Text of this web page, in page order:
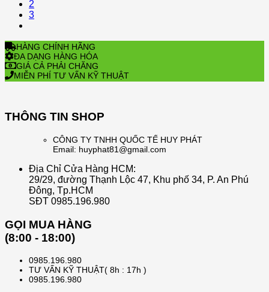
2
3
HÀNG CHÍNH HÃNG
ĐA DẠNG HÀNG HÓA
GIÁ CẢ PHẢI CHĂNG
MIỄN PHÍ TƯ VẤN KỸ THUẬT
THÔNG TIN SHOP
CÔNG TY TNHH QUỐC TẾ HUY PHÁT
Email: huyphat81@gmail.com
Địa Chỉ Cửa Hàng HCM:
29/29, đường Thạnh Lộc 47, Khu phố 34, P. An Phú
Đông, Tp.HCM
SĐT 0985.196.980
GỌI MUA HÀNG
(8:00 - 18:00)
0985.196.980
TƯ VẤN KỸ THUẬT( 8h : 17h )
0985.196.980